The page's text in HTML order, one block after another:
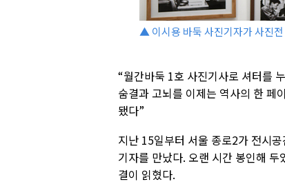
▲ 이시용 바둑 사진기자가 사진
“월간바둑 1호 사진기사로 셔터를
숨결과 고뇌를 이제는 역사의 한 페
됐다”
지난 15일부터 서울 종로2가 전시
기자를 만났다. 오랜 시간 봉인해
결이 읽혔다.